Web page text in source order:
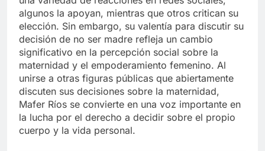
algunos la apoyan, mientras que otros critican su
elección. Sin embargo, su valentía para discutir su
decisión de no ser madre refleja un cambio
significativo en la percepción social sobre la
maternidad y el empoderamiento femenino. Al
unirse a otras figuras públicas que abiertamente
discuten sus decisiones sobre la maternidad,
Mafer Ríos se convierte en una voz importante en
la lucha por el derecho a decidir sobre el propio
cuerpo y la vida personal.